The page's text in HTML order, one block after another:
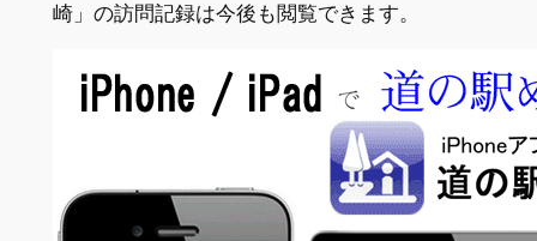
崎」の訪問記録は今後も閲覧できます。